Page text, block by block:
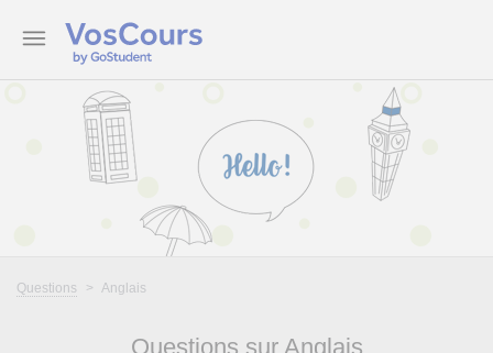
Questions > Anglais
Questions sur Anglais